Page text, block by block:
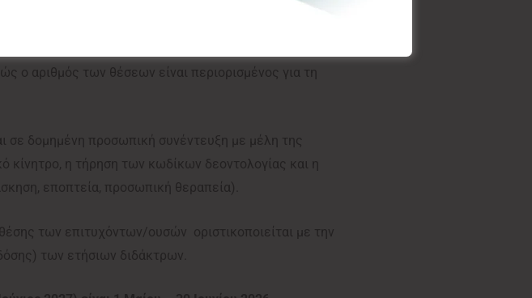
και τα δικαιολογητικά των υποψηφίων. Οι υποψήφιοι/
ηλεκτρονική τους αίτηση εμπρόθεσμα. Η κάλυψη των
ο αριθμός των θέσεων είναι περιορισμένος για τη
σε δομημένη προσωπική συνέντευξη με μέλη της
κίνητρο, η τήρηση των κωδίκων δεοντολογίας και η
εποπτεία, προσωπική θεραπεία).
των επιτυχόντων/ουσών οριστικοποιείται με την
των ετήσιων διδάκτρων.